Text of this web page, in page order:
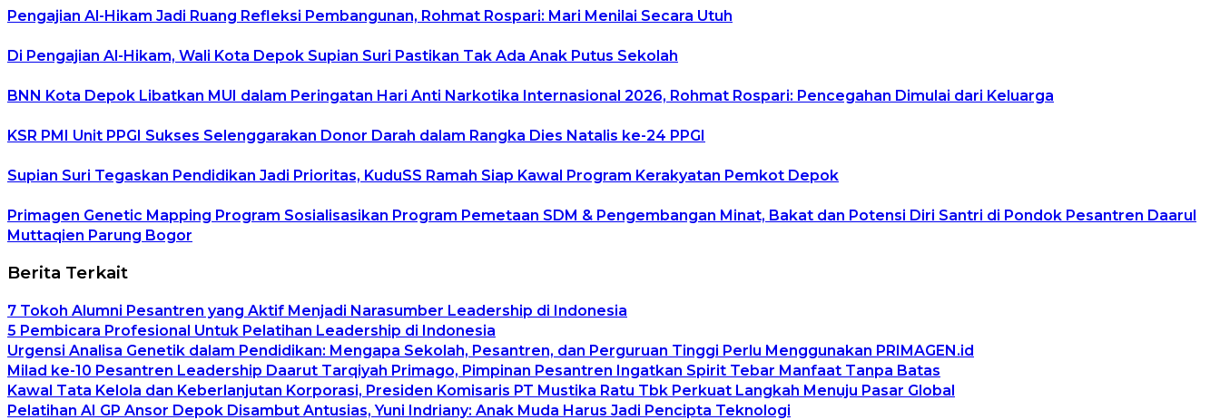
Pengajian Al-Hikam Jadi Ruang Refleksi Pembangunan, Rohmat Rospari: Mari Menilai Secara Utuh
Di Pengajian Al-Hikam, Wali Kota Depok Supian Suri Pastikan Tak Ada Anak Putus Sekolah
BNN Kota Depok Libatkan MUI dalam Peringatan Hari Anti Narkotika Internasional 2026, Rohmat Rospari: Pencegahan Dimulai dari Keluarga
KSR PMI Unit PPGI Sukses Selenggarakan Donor Darah dalam Rangka Dies Natalis ke-24 PPGI
Supian Suri Tegaskan Pendidikan Jadi Prioritas, KuduSS Ramah Siap Kawal Program Kerakyatan Pemkot Depok
Primagen Genetic Mapping Program Sosialisasikan Program Pemetaan SDM & Pengembangan Minat, Bakat dan Potensi Diri Santri di Pondok Pesantren Daarul
Muttaqien Parung Bogor
Berita Terkait
7 Tokoh Alumni Pesantren yang Aktif Menjadi Narasumber Leadership di Indonesia
5 Pembicara Profesional Untuk Pelatihan Leadership di Indonesia
Urgensi Analisa Genetik dalam Pendidikan: Mengapa Sekolah, Pesantren, dan Perguruan Tinggi Perlu Menggunakan PRIMAGEN.id
Milad ke-10 Pesantren Leadership Daarut Tarqiyah Primago, Pimpinan Pesantren Ingatkan Spirit Tebar Manfaat Tanpa Batas
Kawal Tata Kelola dan Keberlanjutan Korporasi, Presiden Komisaris PT Mustika Ratu Tbk Perkuat Langkah Menuju Pasar Global
Pelatihan AI GP Ansor Depok Disambut Antusias, Yuni Indriany: Anak Muda Harus Jadi Pencipta Teknologi